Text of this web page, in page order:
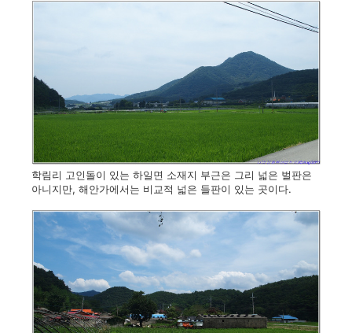
학림리 고인돌이 있는 하일면 소재지 부근은 그리 넓은 벌판은
아니지만, 해안가에서는 비교적 넓은 들판이 있는 곳이다.